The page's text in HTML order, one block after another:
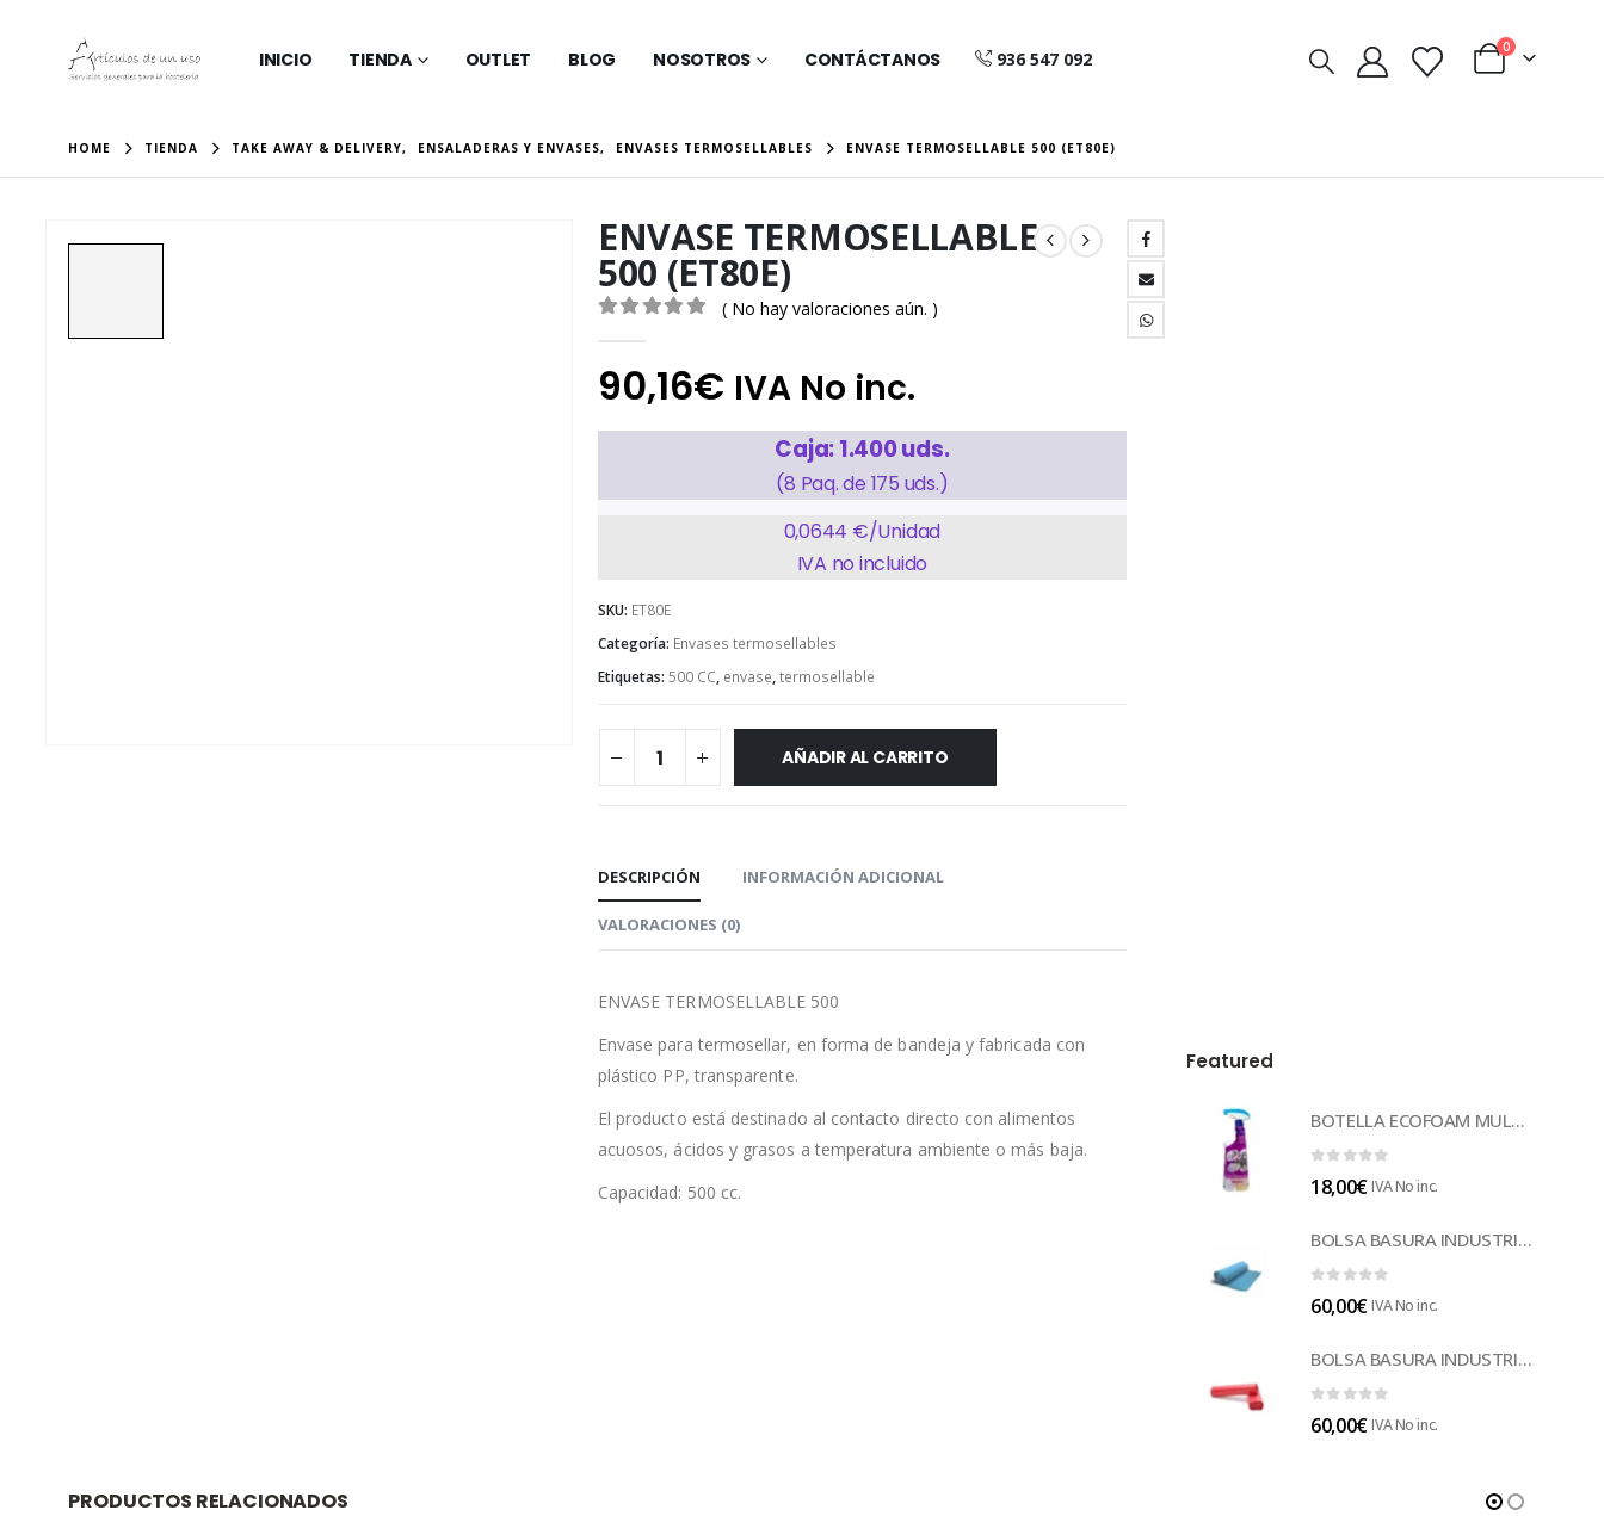
INICIO TIENDA OUTLET BLOG NOSOTROS CONTÁCTANOS 936 547 092
0
HOME TIENDA TAKE AWAY & DELIVERY, ENSALADERAS Y ENVASES, ENVASES TERMOSELLABLES ENVASE TERMOSELLABLE 500 (ET80E)
ENVASE TERMOSELLABLE
500 (ET80E)
( No hay valoraciones aún. )
90,16€ IVA No inc.
Caja: 1.400 uds.
(8 Paq. de 175 uds.)
0,0644 €/Unidad
IVA no incluido
SKU: ET80E
Categoría: Envases termosellables
Etiquetas: 500 CC, envase,termosellable
AÑADIR AL CARRITO
DESCRIPCIÓN INFORMACIÓN ADICIONAL
VALORACIONES (0)
ENVASE TERMOSELLABLE 500
Envase para termosellar, en forma de bandeja y fabricada con
plástico PP, transparente.
El producto está destinado al contacto directo con alimentos
acuosos, ácidos y grasos a temperatura ambiente o más baja.
Capacidad: 500 cc.
Featured
BOTELLA ECOFOAM MULTISUELOS (LECOF12)
18,00€ IVA No inc.
BOLSA BASURA INDUSTRIAL AZUL (B014A)
60,00€ IVA No inc.
BOLSA BASURA INDUSTRIAL ROJA 85 (B014)
60,00€ IVA No inc.
PRODUCTOS RELACIONADOS